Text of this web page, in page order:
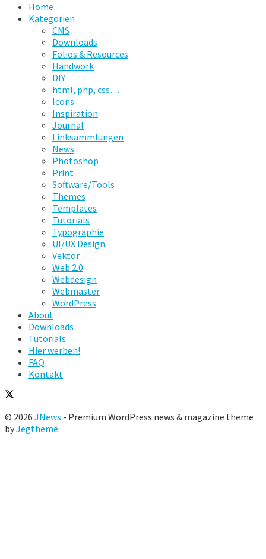
Home
Kategorien
CMS
Downloads
Folios & Resources
Handwork
DIY
html, php, css…
Icons
Inspiration
Journal
Linksammlungen
News
Photoshop
Print
Software/Tools
Themes
Templates
Tutorials
Typographie
UI/UX Design
Vektor
Web 2.0
Webdesign
Webmaster
WordPress
About
Downloads
Tutorials
Hier werben!
FAQ
Kontakt
© 2026 JNews - Premium WordPress news & magazine theme
byJegtheme.